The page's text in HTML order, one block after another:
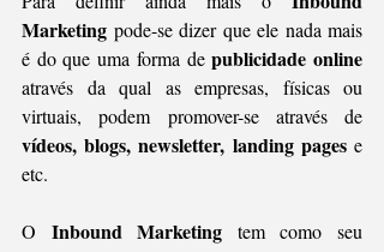
Marketing pode-se dizer que ele nada mais
é do que uma forma de publicidade online
através da qual as empresas, físicas ou
vídeos, blogs, newsletter, landing pages e
etc.
O Inbound Marketing tem como seu